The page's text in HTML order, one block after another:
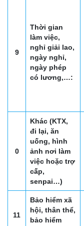
9
Thời gian
làm việc,
nghỉ giải lao,
ngày nghỉ,
ngày phép
có lương,…:
0
Khác (KTX,
đi lại, ăn
uống, hình
ảnh nơi làm
việc hoặc trợ
cấp,
senpai…)
11
Bảo hiểm xã
hội, thân thể,
bảo hiểm